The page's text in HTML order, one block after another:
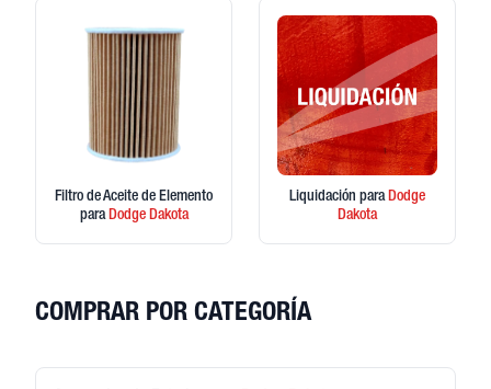
Filtro de Aceite de Elemento
paraDodgeDakota
Liquidación paraDodge
Dakota
COMPRAR POR CATEGORÍA